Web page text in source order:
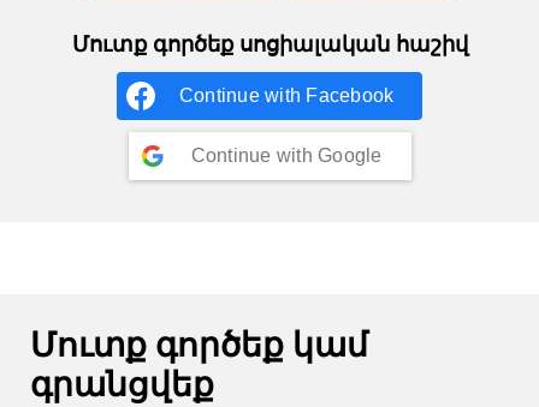
Մուտք գործեք սոցիալական հաշիվ
Continue with Facebook
Continue with Google
Մուտք գործեք կամ
գրանցվեք